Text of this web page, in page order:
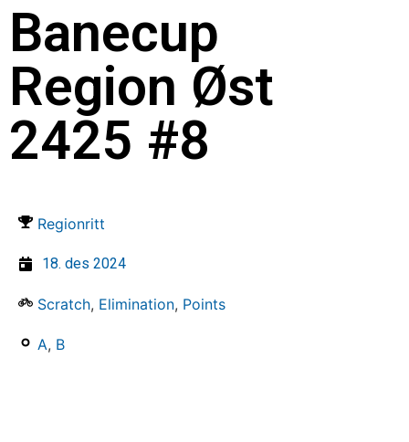
Banecup
Region Øst
2425 #8
Regionritt
18. des 2024
Scratch, Elimination, Points
A, B